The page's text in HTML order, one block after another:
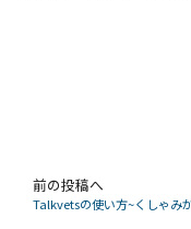
前の投稿へ